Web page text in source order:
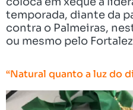
temporada, diante da
contra o Palmeiras,
ou mesmo pelo
“Natural quanto a luz do